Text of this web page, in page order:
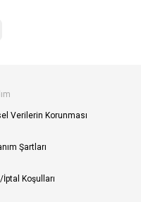
Verilerin Korunması
Şartları
İptal Koşulları